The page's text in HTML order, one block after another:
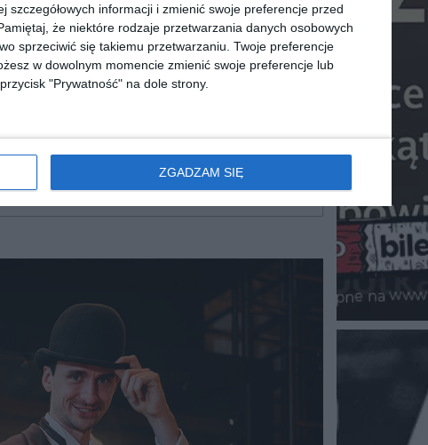
szczegółowych informacji i zmienić swoje preferencje przed
że niektóre rodzaje przetwarzania danych osobowych
sprzeciwić się takiemu przetwarzaniu. Twoje preferencje
w dowolnym momencie zmienić swoje preferencje lub
"Prywatność" na dole strony.
ZGADZAM SIĘ
] [ audiobook ]
wyszukiwarki